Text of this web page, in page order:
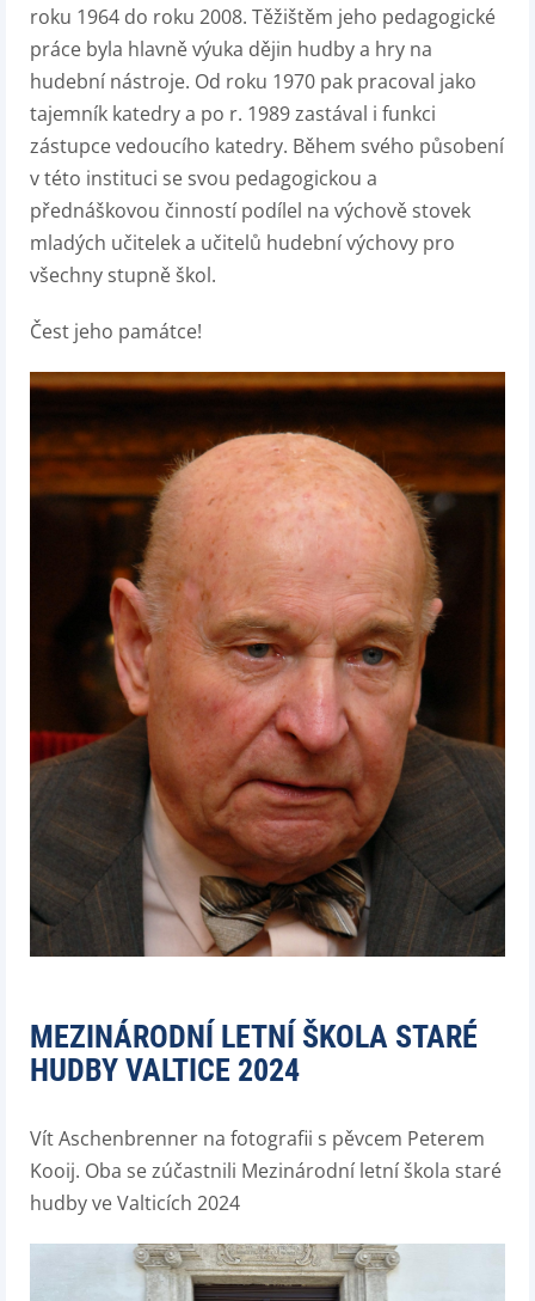
roku 1964 do roku 2008. Těžištěm jeho pedagogické
práce byla hlavně výuka dějin hudby a hry na
hudební nástroje. Od roku 1970 pak pracoval jako
tajemník katedry a po r. 1989 zastával i funkci
zástupce vedoucího katedry. Během svého působení
v této instituci se svou pedagogickou a
přednáškovou činností podílel na výchově stovek
mladých učitelek a učitelů hudební výchovy pro
všechny stupně škol.
Čest jeho památce!
MEZINÁRODNÍ LETNÍ ŠKOLA STARÉ
HUDBY VALTICE 2024
Vít Aschenbrenner na fotografii s pěvcem Peterem
Kooij. Oba se zúčastnili Mezinárodní letní škola staré
hudby ve Valticích 2024